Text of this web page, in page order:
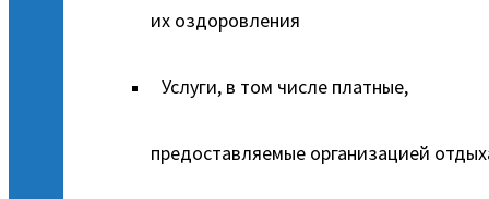
их оздоровления
Услуги, в том числе платные,
предоставляемые организацией